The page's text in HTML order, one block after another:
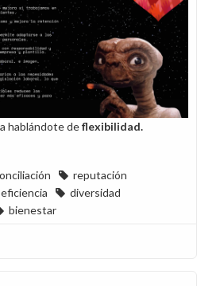
hablándote deflexibilidad.
reputación
eficiencia
diversidad
bienestar